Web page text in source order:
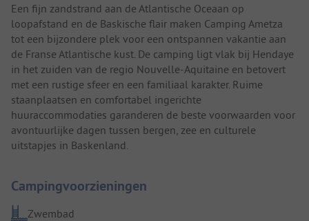
Een fijn zandstrand aan de Atlantische Oceaan op
loopafstand en de Baskische flair maken Camping Ametza
tot een bijzondere plek voor een ontspannen vakantie aan
de Franse Atlantische kust. De camping ligt vlak bij Hendaye
in het zuiden van de regio Nouvelle-Aquitaine en betovert
met een rustige sfeer en een familiaal karakter. Ruime
staanplaatsen en comfortabel ingerichte
huuraccommodaties garanderen de beste voorwaarden voor
avontuurlijke dagen tussen bergen, zee en culturele
uitstapjes in Baskenland.
Campingvoorzieningen
Zwembad